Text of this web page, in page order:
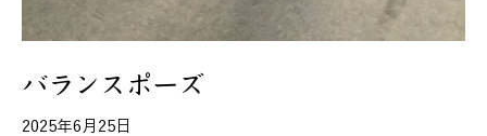
バランスポーズ
2025年6月25日